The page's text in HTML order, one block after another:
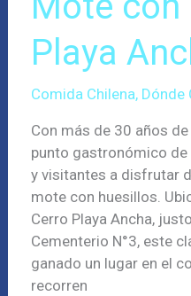
Playa
Comida Chilena, Dónde
Con más de 30 años
punto gastronómico
y visitantes a disfrutar
mote con huesillos.
Cerro Playa Ancha,
Cementerio N°3, este
ganado un lugar en el
recorren
Ancha